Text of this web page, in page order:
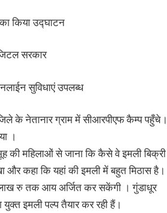
किया उद्घाटन
सरकार
सुविधाएं उपलब्ध
के नेतानार ग्राम में सीआरपीएफ कैम्प पहुँचे।
।
की महिलाओं से जाना कि कैसे वे इमली बिक्री
और कहा कि यहां की इमली में बहुत मिठास है।
रु तक आय अर्जित कर सकेंगी । गुंडाधूर
इमली पल्प तैयार कर रही हैं।